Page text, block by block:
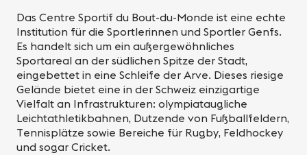
Das Centre Sportif du Bout-du-Monde ist eine echte
Institution für die Sportlerinnen und Sportler Genfs.
Es handelt sich um ein außergewöhnliches
Sportareal an der südlichen Spitze der Stadt,
eingebettet in eine Schleife der Arve. Dieses riesige
Gelände bietet eine in der Schweiz einzigartige
Vielfalt an Infrastrukturen: olympiataugliche
Leichtathletikbahnen, Dutzende von Fußballfeldern,
Tennisplätze sowie Bereiche für Rugby, Feldhockey
und sogar Cricket.